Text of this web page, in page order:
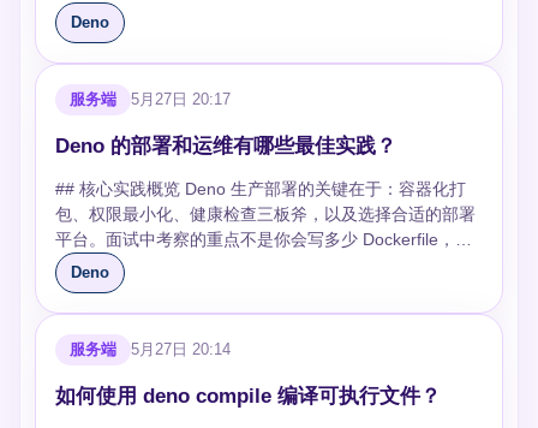
认规则更干净，但有些店还没开。选择时先列出项目必须
依赖的包、运行权限、团队维护成本和部署平台支持，再
决定运行时，比单纯比较性能或语法更靠谱。
有一个判断标准是数据传输成本：如果每次都要把几十
MB 的对象来回复制，Worker 的收益会明显下降。能用
`ArrayBuffer` 等可转移对象时，应该优先考虑转移所有
权，减少复制带来的内存压力。 ```ts // worker.ts
as number[]; const sum = nums.reduce((acc, n) => acc
Worker 封装成 Promise，避免回调散在业务里？ 真实项
目里通常不会在业务函数里到处写 `onmessage` 和
`onerror`，而是封装一个 `runWorker`，让调用方像等待
普通异步函数一样等待结果。这样错误处理、超时、终止
Worker 都可以集中维护。边界是每次调用都新建 Worker
会更简单但成本更高，适合低频任务；高频任务应该考虑
Worker 池。最容易踩的坑是成功或失败后忘记
务里会越来越慢。封装时还可以加超时控制，避免
被测 Promise，否则测试可能在异步错误抛出前就结束。
同步异常用 `assertThrows`，Promise 拒绝用
关闭的 op、资源和异常退出，这比很多测试框架严格，也
文件句柄或数据库连接后忘了在 `finally` 里关闭，短期看
接或后台计时器无法在测试结束前自然关闭，可以临时关
闭 `sanitizeOps` 或 `sanitizeResources`，但这应该是最
后手段。更好的做法是把启动和关闭封装成工具函数，让
每个测试都能明确释放资源。 ```ts import { assertRejects
} from "jsr:@std/assert"; async function loadUser(id:
return { id }; } Deno.test("loadUser rejects invalid id",
Error, "invalid id"); }); ``` ### 测试里需要读文件、访问网
（默认 `~/.cache/deno`），二次启动直接读取缓存。在
CI/CD 环境中，可以通过挂载持久化的缓存目录来避免每
次构建都重新编译。 **使用 `deno compile` 生成单文件可
执行文件**：对于部署场景，`deno compile` 将运行时和
销，启动速度可提升 30% 以上。 **V8 Snapshot 机制**：
API 的初始化状态，这意味着 `Deno.readFile`、`fetch`
等全局 API 在启动时无需重新初始化。自定义应用也可以
利用 `deno_core` 的 snapshot 功能来预初始化重度依
赖。 ## Deno 运行时有哪些关键的性能优化手段？ 运行
时优化的核心是减少不必要的计算开销和跨 Rust/V8 边界
opcall（类似系统调用的机制）在 V8 和 Rust 之间通信。
纳秒级（约 40ns），但在高频调用场景下仍然需要注
npm 包。Node.js 仍以 npm + package.json 为核心。
**TypeScript**：Deno 原生执行 .ts 文件，零配置。
Node.js 22 虽已实验性支持，但生产环境仍需配置转译。
**API 风格**：Deno 全部采用 Promise/async-await，
Deno 基于 Rust + V8，Node.js 基于 C++ + V8 + libuv。
read server.ts ``` ## 2026 年选型建议 - **选 Node.js**：
已有大型项目、依赖 npm 生态深度、团队招聘池大 - **选
Deno**：新项目优先安全（如跑不可信代码）、边缘部署
（Deno Deploy）、TypeScript-first - **考虑 Bun**：
CI/CD 追求极致速度、高吞吐 HTTP 场景 ## 追问方向 -
Deno 的权限模型能防范供应链攻击吗？-- 能限制恶意包
的文件和网络访问，但 `--allow-all` 等于没有限制 - Deno
赖原生 C++ 模块的包可能失败 - 为什么 Ryan Dahl 认为
选 Hono（轻量、跨 Deno/Bun/Cloudflare Workers 运行
时）和 Oak（Koa 风格中间件），Fresh 是官方全栈框架
但社区活跃度一般。数据库层 Drizzle ORM 是目前最成熟
的 TypeScript ORM，支持
储，零依赖适合轻量场景。认证用 djwt 处理 JWT，
lint、test、compile、doc 一条命令搞定，Deno 2 还新增
了 pack、bump-version、ci 等子命令。部署用 Deno
Deploy，免费额度每天 10 万请求、35+ 边缘节点零冷启
动。 ## 追问 ### JSR 和 npm 有什么区别？ JSR 是
Deno 主导的 TypeScript 优先注册表，源码直接发 TS 无
需编译，自动为 npm 生态生成兼容包。npm 以
CommonJS/编译后 JS 为主。Deno 两个都能用：JSR 用
容两边的开发者。 ### Hono 和 Oak 怎么选？ Hono 更轻
Deno
服务端 5月27日 20:17
Deno 的部署和运维有哪些最佳实践？
## 核心实践概览 Deno 生产部署的关键在于：容器化打
包、权限最小化、健康检查三板斧，以及选择合适的部署
平台。面试中考察的重点不是你会写多少 Dockerfile，而
是你能否说清每个配置背后的取舍。 ## 容器化部署怎么
选？ Deno 官方提供 `denoland/deno` 镜像，生产环境推
荐多阶段构建：先用 `deno compile` 将 TypeScript 编译
为单文件二进制，再用精简基础镜像（如 `debian:slim`）
码。 注意：Deno 2.x 已发布，不要再写
Deno
服务端 5月27日 20:14
如何使用 deno compile 编译可执行文件？